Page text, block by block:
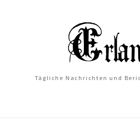
Tägliche Nachrichten und